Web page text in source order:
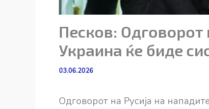
Песков: Одговорот
Украина ќе биде
03.06.2026
Одговорот на Русија на